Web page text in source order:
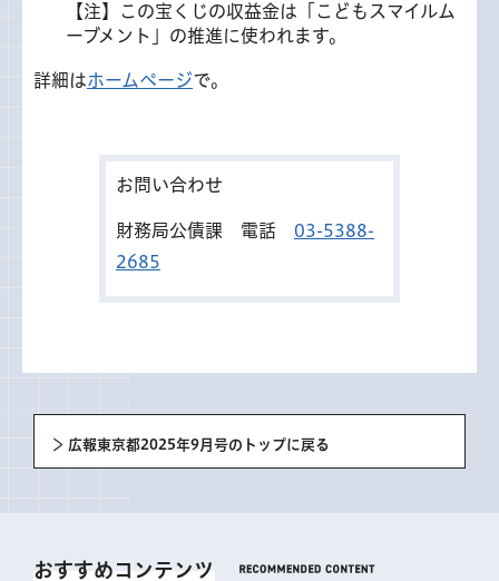
【注】この宝くじの収益金は「こどもスマイルム
ーブメント」の推進に使われます。
詳細はホームページで。
お問い合わせ
財務局公債課 電話 03-5388-
2685
広報東京都2025年9月号のトップに戻る
おすすめコンテンツ